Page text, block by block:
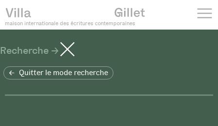
maison internationale des écritures contemporaines
Recherche
Quitter le mode recherche